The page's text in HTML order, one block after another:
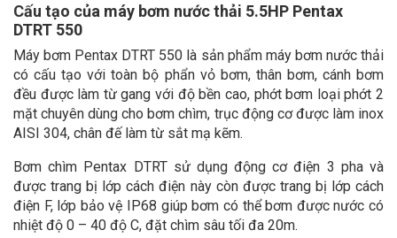
Cấu tạo của máy bơm nước thải 5.5HP Pentax
DTRT 550
Máy bơm Pentax DTRT 550 là sản phẩm máy bơm nước thải
có cấu tạo với toàn bộ phẩn vỏ bơm, thân bơm, cánh bơm
đều được làm từ gang với độ bền cao, phớt bơm loại phớt 2
mặt chuyên dùng cho bơm chìm, trục động cơ được làm inox
AISI 304, chân đế làm từ sắt mạ kẽm.
Bơm chìm Pentax DTRT sử dụng động cơ điện 3 pha và
được trang bị lớp cách điện này còn được trang bị lớp cách
điện F, lớp bảo vệ IP68 giúp bơm có thể bơm được nước có
nhiệt độ 0 – 40 độ C, đặt chìm sâu tối đa 20m.